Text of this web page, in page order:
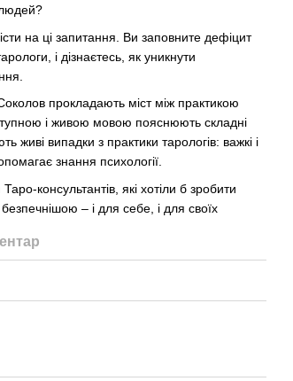
на ці запитання. Ви заповните дефіцит
і дізнаєтесь, як уникнути
прокладають міст між практикою
і живою мовою пояснюють складні
живі випадки з практики тарологів: важкі і
знання психології.
консультантів, які хотіли б зробити
– і для себе, і для своїх